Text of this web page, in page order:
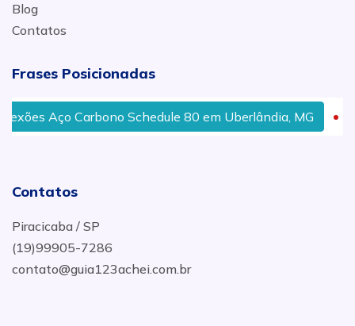
Blog
Contatos
Frases Posicionadas
Aço Carbono Schedule 80 em Uberlândia, MG
Contatos
Piracicaba / SP
(19)99905-7286
contato@guia123achei.com.br